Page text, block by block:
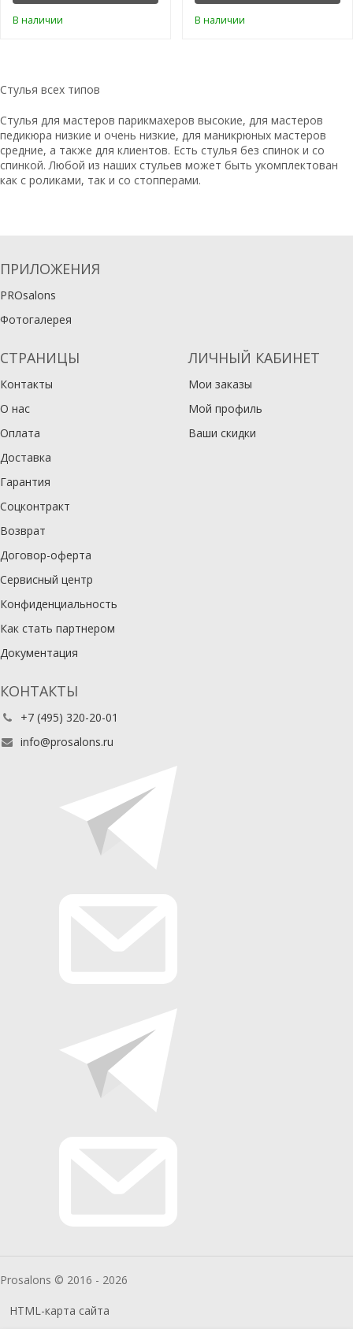
В наличии В наличии
Стулья всех типов
Стулья для мастеров парикмахеров высокие, для мастеров
педикюра низкие и очень низкие, для маникрюных мастеров
средние, а также для клиентов. Есть стулья без спинок и со
спинкой. Любой из наших стульев может быть укомплектован
как с роликами, так и со стопперами.
ПРИЛОЖЕНИЯ
PROsalons
Фотогалерея
СТРАНИЦЫ
Контакты
О нас
Оплата
Доставка
Гарантия
Соцконтракт
Возврат
Договор-оферта
Сервисный центр
Конфиденциальность
Как стать партнером
Документация
ЛИЧНЫЙ КАБИНЕТ
Мои заказы
Мой профиль
Ваши скидки
КОНТАКТЫ
+7 (495) 320-20-01
info@prosalons.ru
Prosalons © 2016 - 2026
HTML-карта сайта